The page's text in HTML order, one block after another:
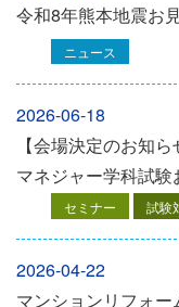
令和8年熊本地震お
ニュース
2026-06-18
【会場決定のお知
マネジャー学科試
セミナー 試験
2026-04-22
マンションリフォ